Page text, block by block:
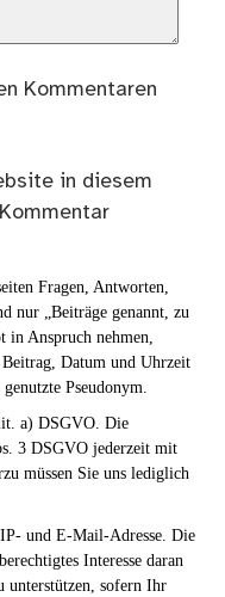
Kommentaren
in diesem
Fragen, Antworten,
nur „Beiträge genannt, zu
Anspruch nehmen,
Datum und Uhrzeit
Pseudonym.
a) DSGVO. Die
3 DSGVO jederzeit mit
müssen Sie uns lediglich
und E-Mail-Adresse. Die
Interesse daran
unterstützen, sofern Ihr